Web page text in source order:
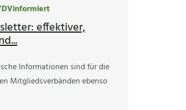
effektiver,
Informationen sind für die
Mitgliedsverbänden ebenso